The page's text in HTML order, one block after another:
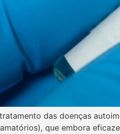
das doenças
que embora